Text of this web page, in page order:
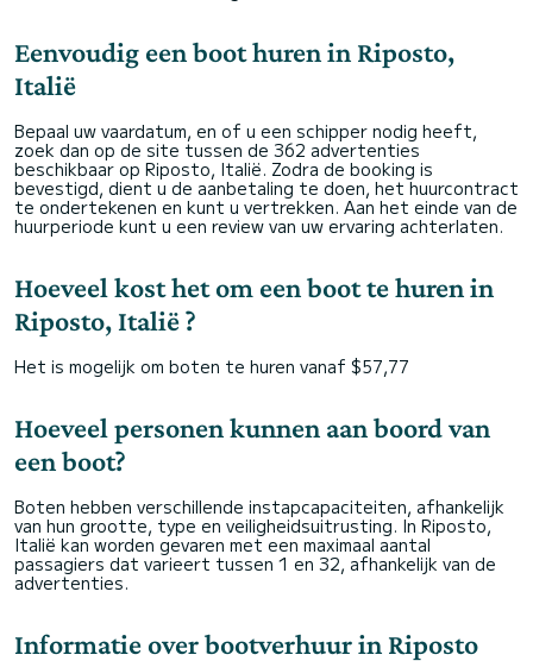
Eenvoudig een boot huren in Riposto,
Italië
Bepaal uw vaardatum, en of u een schipper nodig heeft,
zoek dan op de site tussen de 362 advertenties
beschikbaar op Riposto, Italië. Zodra de booking is
bevestigd, dient u de aanbetaling te doen, het huurcontract
te ondertekenen en kunt u vertrekken. Aan het einde van de
huurperiode kunt u een review van uw ervaring achterlaten.
Hoeveel kost het om een boot te huren in
Riposto, Italië ?
Het is mogelijk om boten te huren vanaf $57,77
Hoeveel personen kunnen aan boord van
een boot?
Boten hebben verschillende instapcapaciteiten, afhankelijk
van hun grootte, type en veiligheidsuitrusting. In Riposto,
Italië kan worden gevaren met een maximaal aantal
passagiers dat varieert tussen 1 en 32, afhankelijk van de
advertenties.
Informatie over bootverhuur in Riposto